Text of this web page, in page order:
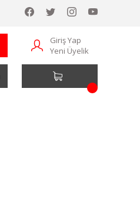
Giriş Yap
Yeni Üyelik